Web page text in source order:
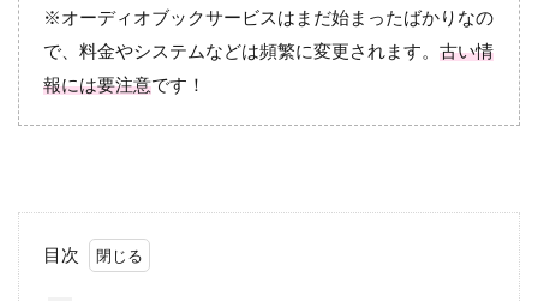
※オーディオブックサービスはまだ始まったばかりなの
で、料金やシステムなどは頻繁に変更されます。 古い情
報には要注意です！
目次